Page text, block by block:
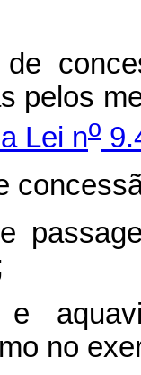
pelos
Lei no
no